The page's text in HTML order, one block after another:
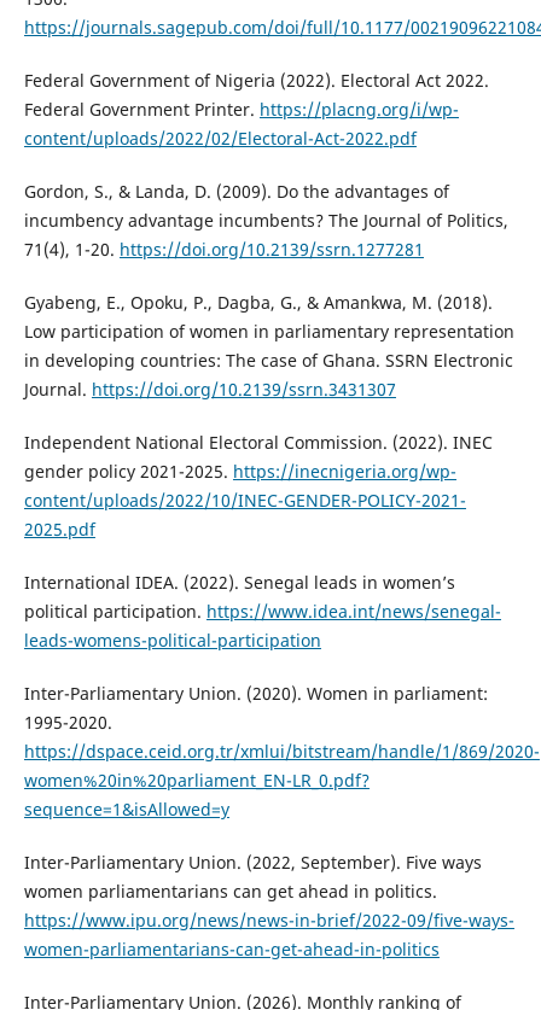
https://journals.sagepub.com/doi/full/10.1177/
Federal Government of Nigeria (2022). Electoral Act 2022.
Federal Government Printer. https://placng.org/i/wp-
content/uploads/2022/02/Electoral-Act-2022.pdf
Gordon, S., & Landa, D. (2009). Do the advantages of
incumbency advantage incumbents? The Journal of Politics,
71(4), 1-20. https://doi.org/10.2139/ssrn.1277281
Gyabeng, E., Opoku, P., Dagba, G., & Amankwa, M. (2018).
Low participation of women in parliamentary representation
in developing countries: The case of Ghana. SSRN Electronic
Journal. https://doi.org/10.2139/ssrn.3431307
Independent National Electoral Commission. (2022). INEC
gender policy 2021-2025. https://inecnigeria.org/wp-
content/uploads/2022/10/INEC-GENDER-POLICY-2021-
2025.pdf
International IDEA. (2022). Senegal leads in women’s
political participation. https://www.idea.int/news/senegal-
leads-womens-political-participation
Inter-Parliamentary Union. (2020). Women in parliament:
1995-2020.
https://dspace.ceid.org.tr/xmlui/bitstream/handle/1/869/2020-
women%20in%20parliament_EN-LR_0.pdf?
sequence=1&isAllowed=y
Inter-Parliamentary Union. (2022, September). Five ways
women parliamentarians can get ahead in politics.
https://www.ipu.org/news/news-in-brief/2022-09/five-ways-
women-parliamentarians-can-get-ahead-in-politics
Inter-Parliamentary Union. (2026). Monthly ranking of